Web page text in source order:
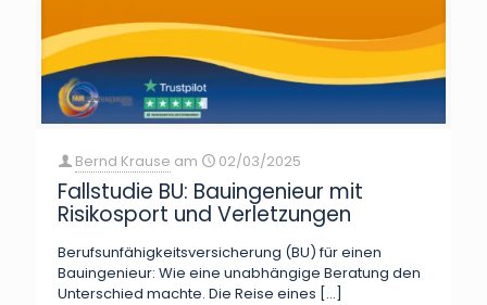
Bernd Krause am 02/03/2025
Fallstudie BU: Bauingenieur mit
Risikosport und Verletzungen
Berufsunfähigkeitsversicherung (BU) für einen
Bauingenieur: Wie eine unabhängige Beratung den
Unterschied machte. Die Reise eines […]